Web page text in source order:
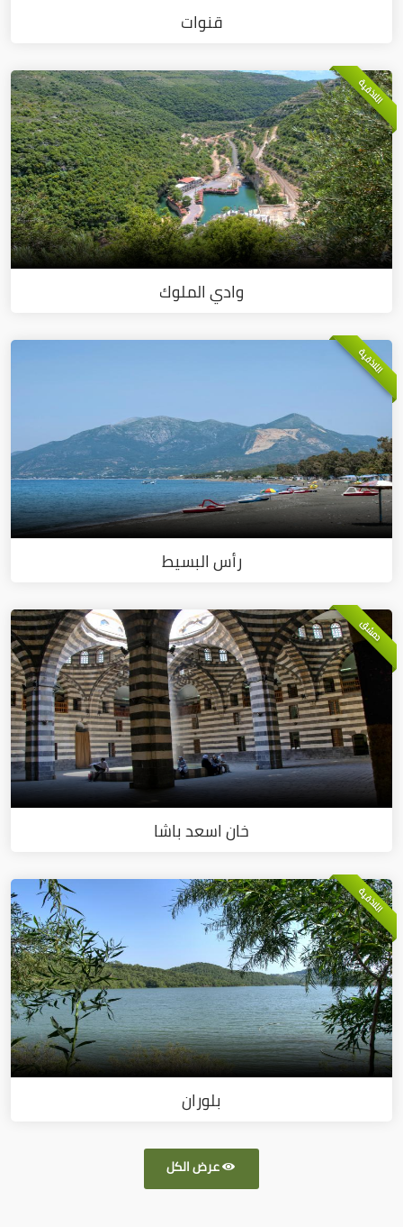
قنوات
اللاذقية
وادي الملوك
اللاذقية
رأس البسيط
دمشق
خان اسعد باشا
اللاذقية
بلوران
عرض الكل